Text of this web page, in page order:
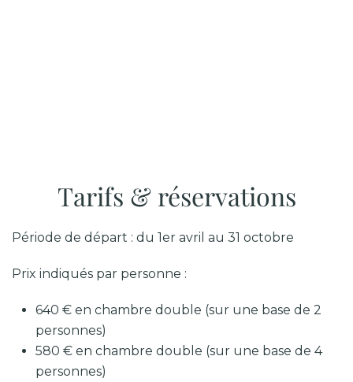
Tarifs & réservations
Période de départ : du 1er avril au 31 octobre
Prix indiqués par personne :
640 € en chambre double (sur une base de 2
personnes)
580 € en chambre double (sur une base de 4
personnes)